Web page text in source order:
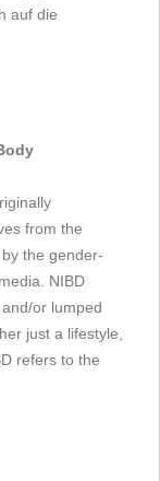
auf die
from the
the gender-
NIBD
or lumped
just a lifestyle,
refers to the